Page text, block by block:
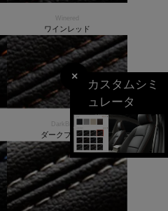
×
カスタムシミ
ュレータ
Winered
ワインレッド
DarkBrown
ダークブラウン